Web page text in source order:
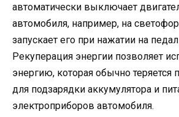
автоматически выключает
автомобиля, например, на
запускает его при нажатии на
Рекуперация энергии позволяет
энергию, которая обычно теряется
для подзарядки аккумулятора и
электроприборов автомобиля.